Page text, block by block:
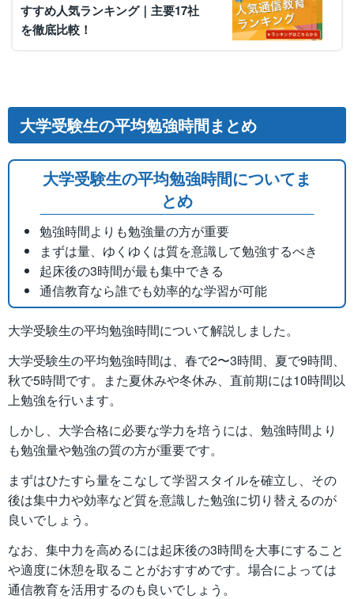
すすめ人気ランキング｜主要17社
を徹底比較！
大学受験生の平均勉強時間まとめ
大学受験生の平均勉強時間についてま
とめ
勉強時間よりも勉強量の方が重要
まずは量、ゆくゆくは質を意識して勉強するべき
起床後の3時間が最も集中できる
通信教育なら誰でも効率的な学習が可能
大学受験生の平均勉強時間について解説しました。
大学受験生の平均勉強時間は、春で2〜3時間、夏で9時間、
秋で5時間です。また夏休みや冬休み、直前期には10時間以
上勉強を行います。
しかし、大学合格に必要な学力を培うには、勉強時間より
も勉強量や勉強の質の方が重要です。
まずはひたすら量をこなして学習スタイルを確立し、その
後は集中力や効率など質を意識した勉強に切り替えるのが
良いでしょう。
なお、集中力を高めるには起床後の3時間を大事にすること
や適度に休憩を取ることがおすすめです。場合によっては
通信教育を活用するのも良いでしょう。